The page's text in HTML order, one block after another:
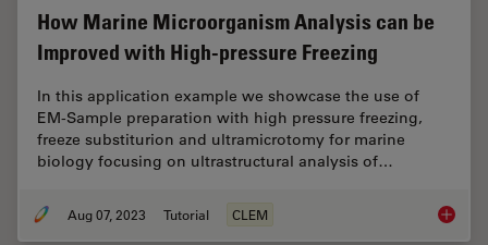
How Marine Microorganism Analysis can be
Improved with High-pressure Freezing
In this application example we showcase the use of
EM-Sample preparation with high pressure freezing,
freeze substiturion and ultramicrotomy for marine
biology focusing on ultrastructural analysis of…
Aug 07, 2023 Tutorial CLEM How